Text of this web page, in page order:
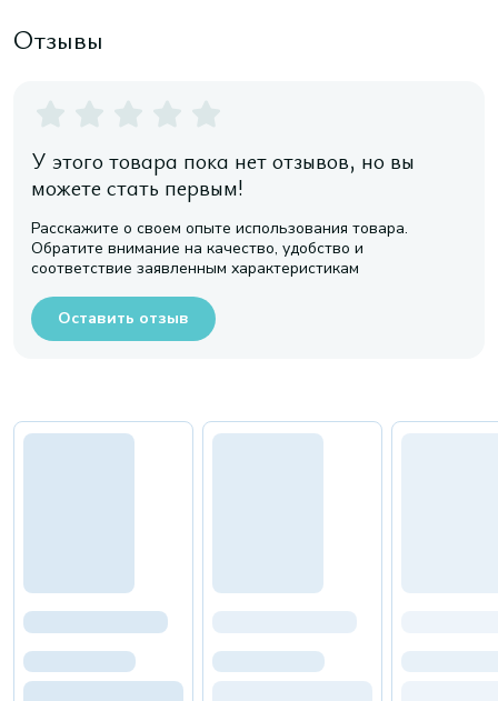
Отзывы
У этого товара пока нет отзывов, но вы
можете стать первым!
Расскажите о своем опыте использования товара.
Обратите внимание на качество, удобство и
соответствие заявленным характеристикам
Оставить отзыв